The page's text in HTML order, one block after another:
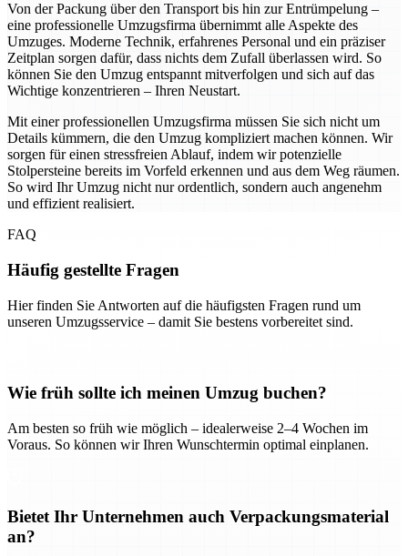
Von der Packung über den Transport bis hin zur Entrümpelung –
eine professionelle Umzugsfirma übernimmt alle Aspekte des
Umzuges. Moderne Technik, erfahrenes Personal und ein präziser
Zeitplan sorgen dafür, dass nichts dem Zufall überlassen wird. So
können Sie den Umzug entspannt mitverfolgen und sich auf das
Wichtige konzentrieren – Ihren Neustart.
Mit einer professionellen Umzugsfirma müssen Sie sich nicht um
Details kümmern, die den Umzug kompliziert machen können. Wir
sorgen für einen stressfreien Ablauf, indem wir potenzielle
Stolpersteine bereits im Vorfeld erkennen und aus dem Weg räumen.
So wird Ihr Umzug nicht nur ordentlich, sondern auch angenehm
und effizient realisiert.
FAQ
Häufig gestellte Fragen
Hier finden Sie Antworten auf die häufigsten Fragen rund um
unseren Umzugsservice – damit Sie bestens vorbereitet sind.
Wie früh sollte ich meinen Umzug buchen?
Am besten so früh wie möglich – idealerweise 2–4 Wochen im
Voraus. So können wir Ihren Wunschtermin optimal einplanen.
Bietet Ihr Unternehmen auch Verpackungsmaterial
an?